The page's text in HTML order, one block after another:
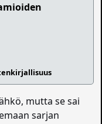
mutta se sai
sarjan